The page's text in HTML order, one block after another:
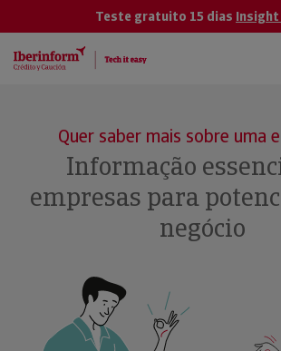
Teste gratuito 15 dias Insight
Quer saber mais sobre uma
Informação
empresas para
negócio